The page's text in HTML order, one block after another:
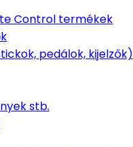
Control termékek
pedálok, kijelzők)
stb.